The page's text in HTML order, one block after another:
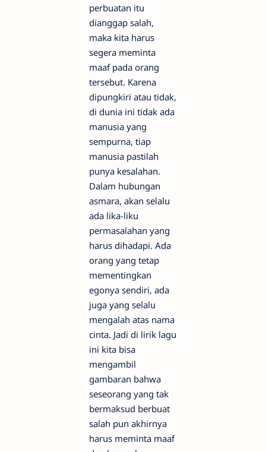
perbuatan itu
dianggap salah,
maka kita harus
segera meminta
maaf pada orang
tersebut. Karena
dipungkiri atau tidak,
di dunia ini tidak ada
manusia yang
sempurna, tiap
manusia pastilah
punya kesalahan.
Dalam hubungan
asmara, akan selalu
ada lika-liku
permasalahan yang
harus dihadapi. Ada
orang yang tetap
mementingkan
egonya sendiri, ada
juga yang selalu
mengalah atas nama
cinta. Jadi di lirik lagu
ini kita bisa
mengambil
gambaran bahwa
seseorang yang tak
bermaksud berbuat
salah pun akhirnya
harus meminta maaf